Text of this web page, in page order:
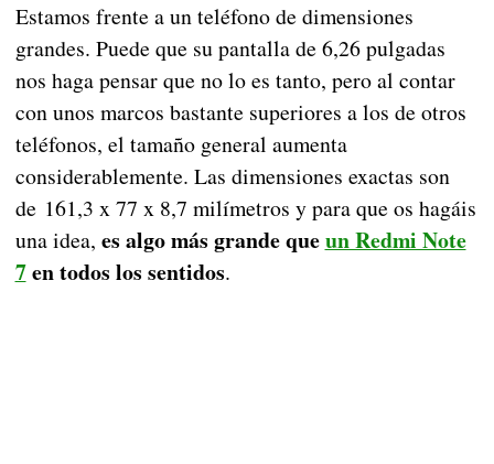
Estamos frente a un teléfono de dimensiones
grandes. Puede que su pantalla de 6,26 pulgadas
nos haga pensar que no lo es tanto, pero al contar
con unos marcos bastante superiores a los de otros
teléfonos, el tamaño general aumenta
considerablemente. Las dimensiones exactas son
de 161,3 x 77 x 8,7 milímetros y para que os hagáis
una idea, es algo más grande queun Redmi Note
7en todos los sentidos.